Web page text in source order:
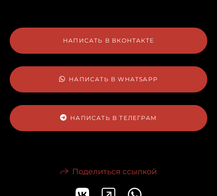
НАПИСАТЬ В ВКОНТАКТЕ
НАПИСАТЬ В WHATSAPP
НАПИСАТЬ В ТЕЛЕГРАМ
Поделиться ссылкой